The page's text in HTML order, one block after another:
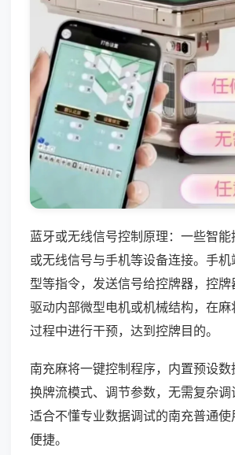
蓝牙或无线信号控制原理：一些智
或无线信号与手机等设备连接。手
型等指令，发送信号给控牌器，控
驱动内部微型电机或机械结构，在
过程中进行干预，达到控牌目的。
南充麻将一键控制程序，内置预设
换牌流模式、调节参数，无需复杂调
适合不懂专业数据调试的南充普通
便捷。